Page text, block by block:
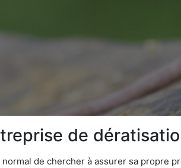
de
normal de chercher à assurer sa propre